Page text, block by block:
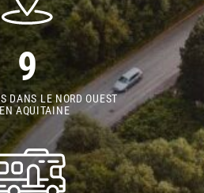
9
DANS LE NORD OUEST
AQUITAINE